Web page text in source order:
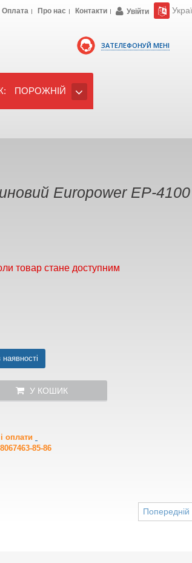
ЗАТЕЛЕФОНУЙ МЕНІ
Оплата Про нас Контакти Увійти
ПОРОЖНІЙ
Europower EP-4100
товар стане доступним
У КОШИК
оплати
85-86
Попередній